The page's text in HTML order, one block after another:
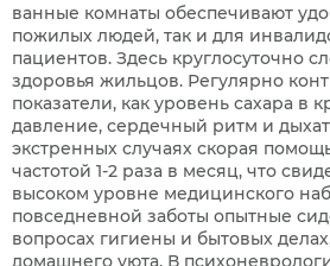
ванные комнаты обеспечивают
пожилых людей, так и для
пациентов. Здесь круглосуточно
здоровья жильцов. Регулярно
показатели, как уровень сахара в
давление, сердечный ритм и
экстренных случаях скорая
частотой 1-2 раза в месяц, что
высоком уровне медицинского
повседневной заботы опытные
вопросах гигиены и бытовых
домашнего уюта. В